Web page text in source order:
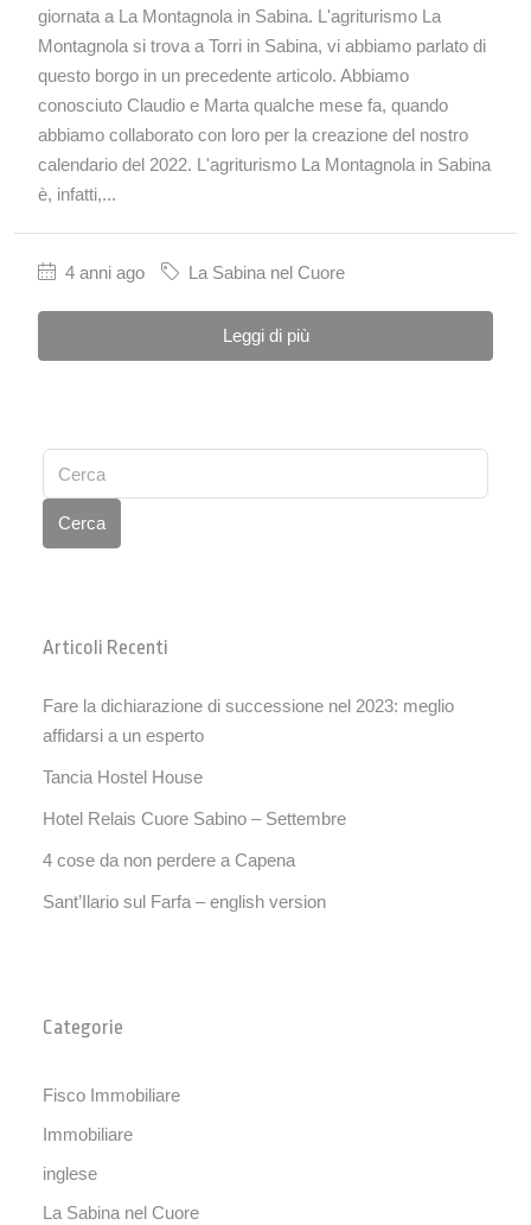
giornata a La Montagnola in Sabina. L'agriturismo La
Montagnola si trova a Torri in Sabina, vi abbiamo parlato di
questo borgo in un precedente articolo. Abbiamo
conosciuto Claudio e Marta qualche mese fa, quando
abbiamo collaborato con loro per la creazione del nostro
calendario del 2022. L'agriturismo La Montagnola in Sabina
è, infatti,...
4 anni ago La Sabina nel Cuore
Leggi di più
Cerca
Articoli Recenti
Fare la dichiarazione di successione nel 2023: meglio
affidarsi a un esperto
Tancia Hostel House
Hotel Relais Cuore Sabino – Settembre
4 cose da non perdere a Capena
Sant’Ilario sul Farfa – english version
Categorie
Fisco Immobiliare
Immobiliare
inglese
La Sabina nel Cuore